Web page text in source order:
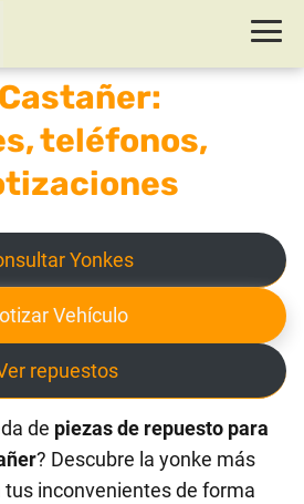
teléfonos,
Yonkes
Vehículo
repuestos
de piezas de repuesto para
? Descubre la yonke más
inconvenientes de forma